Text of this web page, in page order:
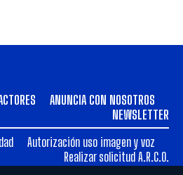
ANUNCIA CON NOSOTROS
NEWSLETTER
Autorización uso imagen y voz
Realizar solicitud A.R.C.O.